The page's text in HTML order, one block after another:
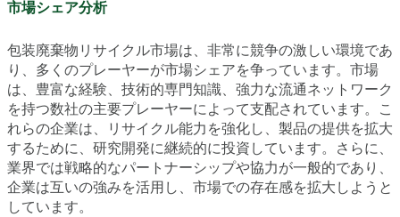
市場シェア分析
包装廃棄物リサイクル市場は、非常に競争の激しい環境であ
り、多くのプレーヤーが市場シェアを争っています。市場
は、豊富な経験、技術的専門知識、強力な流通ネットワーク
を持つ数社の主要プレーヤーによって支配されています。こ
れらの企業は、リサイクル能力を強化し、製品の提供を拡大
するために、研究開発に継続的に投資しています。さらに、
業界では戦略的なパートナーシップや協力が一般的であり、
企業は互いの強みを活用し、市場での存在感を拡大しようと
しています。